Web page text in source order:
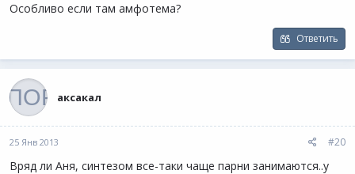
Особливо если там амфотема?
Ответить
аксакал
25 Янв 2013 #20
Вряд ли Аня, синтезом все-таки чаще парни занимаются..у